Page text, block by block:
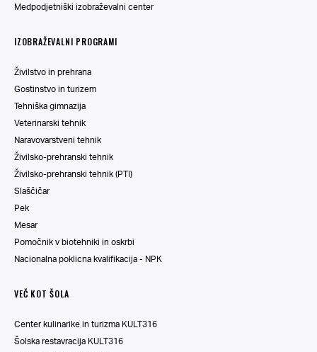
Medpodjetniški izobraževalni center
IZOBRAŽEVALNI PROGRAMI
Živilstvo in prehrana
Gostinstvo in turizem
Tehniška gimnazija
Veterinarski tehnik
Naravovarstveni tehnik
Živilsko-prehranski tehnik
Živilsko-prehranski tehnik (PTI)
Slaščičar
Pek
Mesar
Pomočnik v biotehniki in oskrbi
Nacionalna poklicna kvalifikacija - NPK
VEČ KOT ŠOLA
Center kulinarike in turizma KULT316
Šolska restavracija KULT316